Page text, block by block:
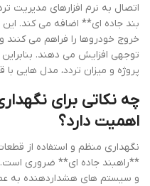
اتصال به نرم افزارهای مدیریت
بند جاده ای** اضافه می کند.
خروج خودروها را فراهم می
توجهی افزایش می دهند. بنابراین
پروژه و میزان تردد، مدل هایی
چه نکاتی برای
اهمیت دارد؟
نگهداری منظم و استفاده از
**راهبند جاده ای** ضروری است.
و سیستم های هشداردهنده به